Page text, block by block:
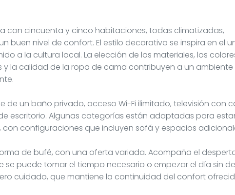
con cincuenta y cinco habitaciones, todas climatizadas,
buen nivel de confort. El estilo decorativo se inspira en el
a la cultura local. La elección de los materiales, los
y la calidad de la ropa de cama contribuyen a un ambiente
de un baño privado, acceso Wi-Fi ilimitado, televisión con
escritorio. Algunas categorías están adaptadas para
con configuraciones que incluyen sofá y espacios
de bufé, con una oferta variada. Acompaña el
se puede tomar el tiempo necesario o empezar el día sin
cuidado, que mantiene la continuidad del confort